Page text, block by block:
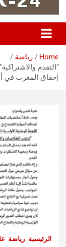
Home
رياضة
“التقدم
إخفاق المغرب في
الرئيسية رياضة